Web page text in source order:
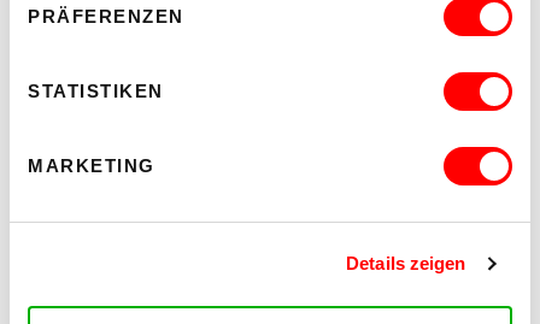
PRÄFERENZEN
STATISTIKEN
MARKETING
Details zeigen